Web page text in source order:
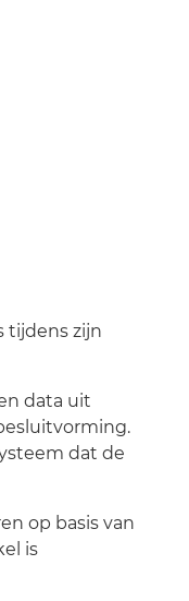
tijdens zijn
data uit
dat de
op basis van
is